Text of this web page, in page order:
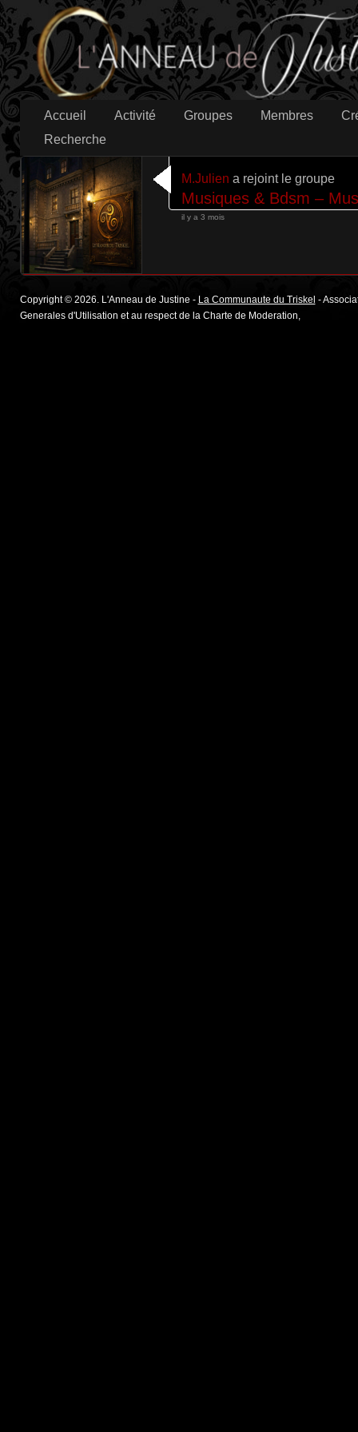
Accueil Activité Groupes Membres
Recherche
M.Julien a rejoint le groupe
Musiques & Bdsm –
il y a 3 mois
Copyright © 2026. L'Anneau de Justine - La Communaute du Triskel -
Generales d'Utilisation et au respect de la Charte de Moderation,